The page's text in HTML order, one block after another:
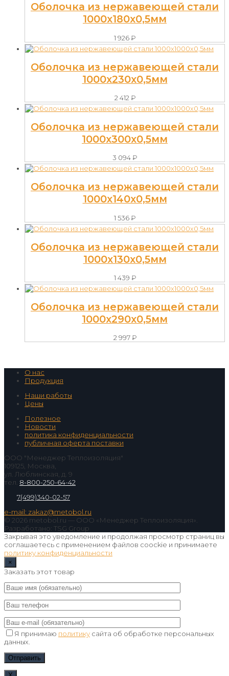
Оболочка из нержавеющей стали
1000х180х0,5мм
1 926₽
Оболочка из нержавеющей стали
1000х230х0,5мм
2 412 ₽
Оболочка из нержавеющей стали
1000х300х0,5мм
3 094₽
Оболочка из нержавеющей стали
1000х140х0,5мм
1 536₽
Оболочка из нержавеющей стали
1000х130х0,5мм
1 439 ₽
Оболочка из нержавеющей стали
1000х290х0,5мм
2 997₽
О нас
Продукция
Наши работы
Цены
Полезное
Новости
политика конфиденциальности
публичная оферта поставки
ООО "Менеджер Теплоизоляция"
109125, Москва,
ул. Люблинская, д. 9
тел. 8-800-250-64-42
7(499)340-02-57
e-mail: zakaz@metobol.ru
© 2026 metobol.ru — ООО «Менеджер Теплоизоляция».
Разработано: TSG Group
Закрывая это уведомление и продолжая просмотр страниц вы
соглашаетесь с применением файлов coockie и принимаете
политику конфиденциальности
×
Заказать этот товар
Я принимаю политику сайта об обработке персональных
данных.